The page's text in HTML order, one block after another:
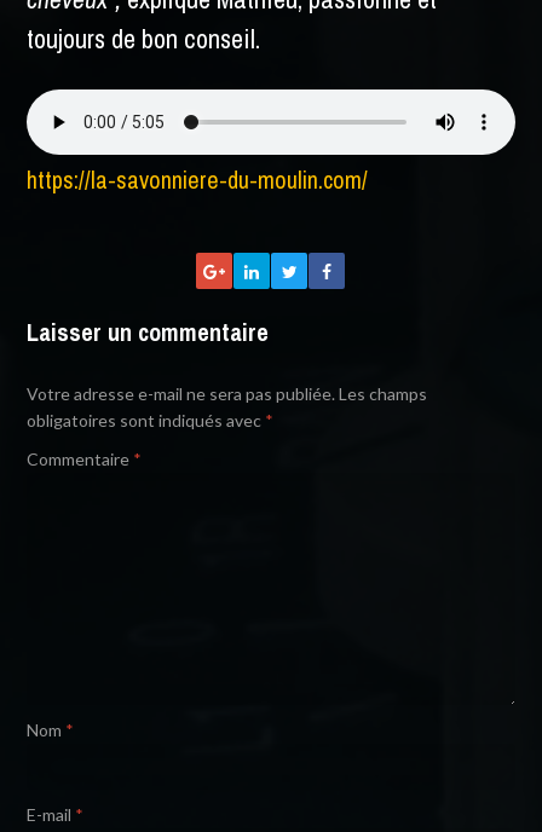
toujours de bon conseil.
https://la-savonniere-du-moulin.com/
Laisser un commentaire
Votre adresse e-mail ne sera pas publiée. Les champs
obligatoires sont indiqués avec *
Commentaire *
Nom *
E-mail *